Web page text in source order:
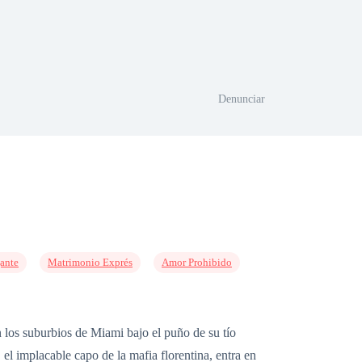
Denunciar
Matrimonio Exprés Amor Prohibido
suburbios de Miami bajo el puño de su tío
implacable capo de la mafia florentina, entra en